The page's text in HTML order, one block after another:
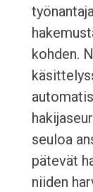
kohden.
seuloa
pätevät
niiden